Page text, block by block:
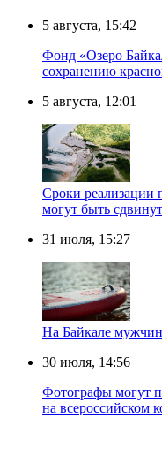
5 августа, 15:42
Фонд «Озеро
сохранению
5 августа, 12:01
Сроки реализации
могут быть
31 июля, 15:27
Нa Бaйкaлe
30 июля, 14:56
Фотографы могут
на всероссийском